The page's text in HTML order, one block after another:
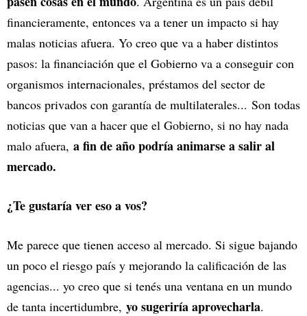
financieramente, entonces va a tener un impacto si hay
malas noticias afuera. Yo creo que va a haber distintos
pasos: la financiación que el Gobierno va a conseguir con
organismos internacionales, préstamos del sector de
bancos privados con garantía de multilaterales... Son todas
noticias que van a hacer que el Gobierno, si no hay nada
malo afuera, a fin de año podría animarse a salir al
mercado.
¿Te gustaría ver eso a vos?
Me parece que tienen acceso al mercado. Si sigue bajando
un poco el riesgo país y mejorando la calificación de las
agencias... yo creo que si tenés una ventana en un mundo
de tanta incertidumbre, yo sugeriría aprovecharla.